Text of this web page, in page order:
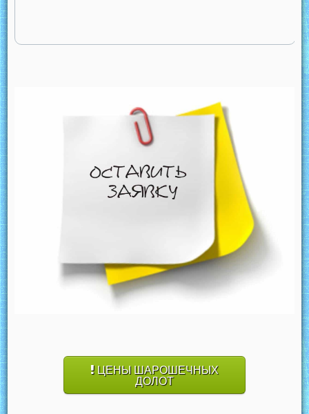
ЦЕНЫ ШАРОШЕЧНЫХ
ДОЛОТ